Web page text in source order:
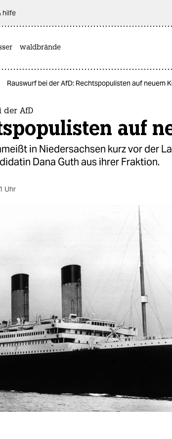
hilfe
waldbrände
Rauswurf bei der AfD: Rechtspopulisten auf neuem
der AfD
auf
in Niedersachsen kurz vor der
Dana Guth aus ihrer Fraktion.
Uhr